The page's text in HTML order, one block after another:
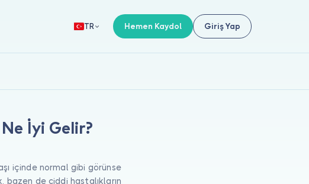
TR Hemen Kaydol Giriş Yap
Ne İyi Gelir?
içinde normal gibi görünse
bazen de ciddi hastalıkların